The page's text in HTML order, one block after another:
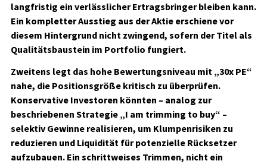
langfristig ein verlässlicher Ertragsbringer bleiben kann.
Ein kompletter Ausstieg aus der Aktie erschiene vor
diesem Hintergrund nicht zwingend, sofern der Titel als
Qualitätsbaustein im Portfolio fungiert.
Zweitens legt das hohe Bewertungsniveau mit „30x PE“
nahe, die Positionsgröße kritisch zu überprüfen.
Konservative Investoren könnten – analog zur
beschriebenen Strategie „I am trimming to buy“ –
selektiv Gewinne realisieren, um Klumpenrisiken zu
reduzieren und Liquidität für potenzielle Rücksetzer
aufzubauen. Ein schrittweises Trimmen, nicht ein